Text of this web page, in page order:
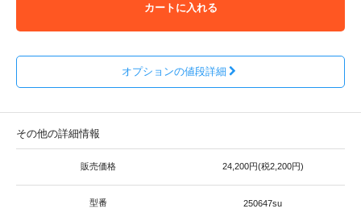
カートに入れる
オプションの値段詳細
その他の詳細情報
販売価格 24,200円(税2,200円)
型番 250647su